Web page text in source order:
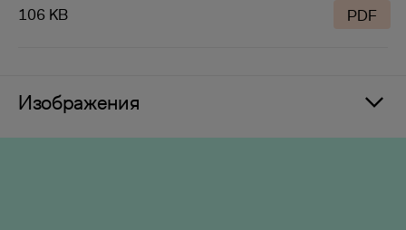
106 KB PDF
Изображения